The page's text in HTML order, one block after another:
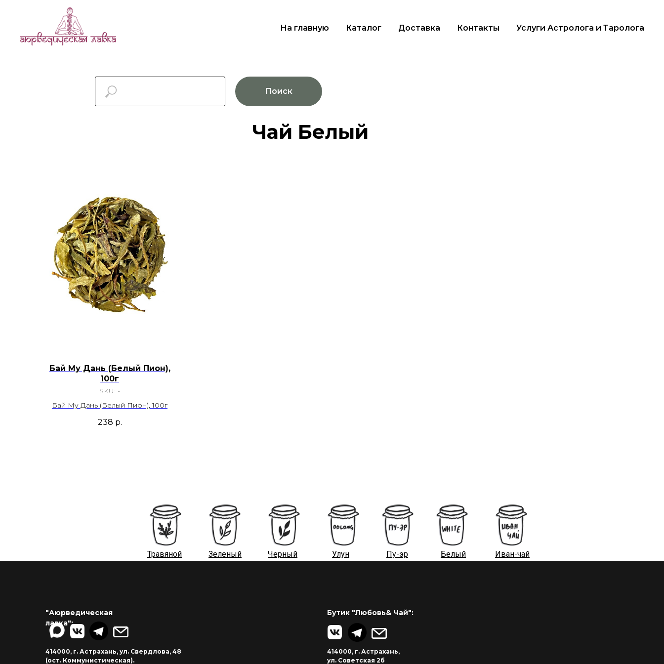
На главную Каталог Доставка Контакты Услуги Астролога и Таролога
Поиск
Чай Белый
Бай Му Дань (Белый Пион),
100г
SKU: -
Бай Му Дань (Белый Пион), 100г
238 р.
Травяной Зеленый Черный Улун Иван-чай
Белый
Пу-эр
414000, г. Астрахань, ул. Свердлова, 48
(ост. Коммунистическая).
414000, г. Астрахань,
ул. Советская 2б
"Аюрведическая
лавка":
Бутик "Любовь& Чай":